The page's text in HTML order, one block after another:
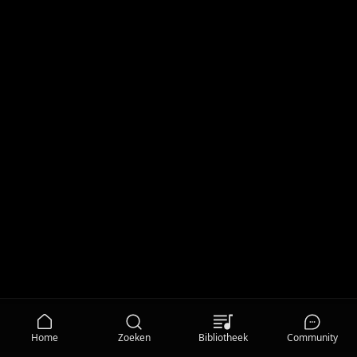
Home Zoeken Bibliotheek Community